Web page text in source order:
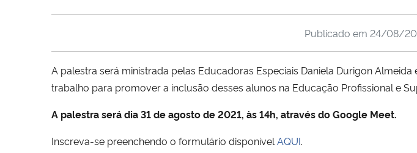
Publicado em 24/08/
A palestra será ministrada pelas Educadoras Especiais Daniela Durigon
trabalho para promover a inclusão desses alunos na Educação Profissional e
A palestra será dia 31 de agosto de 2021, às 14h, através do Google Meet.
Inscreva-se preenchendo o formulário disponível AQUI.